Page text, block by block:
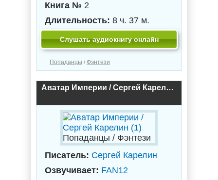
Книга № 2
Длительность: 8 ч. 37 м.
Слушать аудиокнигу онлайн
Попаданцы / Фэнтези
Аватар Империи / Сергей Карелин (1)
Попаданцы / Фэнтези
Писатель: Сергей Карелин
Озвучивает: FAN12